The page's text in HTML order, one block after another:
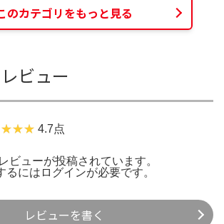
のカテゴリをもっと見る
ビュー
4.7点
ビューが投稿されています。
るには ログインが必要です。
レビューを書く